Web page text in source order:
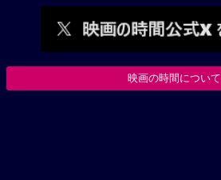
映画の時間について